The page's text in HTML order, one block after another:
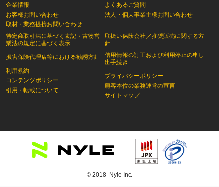
企業情報
お客様お問い合わせ
取材・業務提携お問い合わせ
特定商取引法に基づく表記・古物営
業法の規定に基づく表示
損害保険代理店等における勧誘方針
利用規約
コンテンツポリシー
引用・転載について
よくあるご質問
法人・個人事業主様お問い合わせ
取扱い保険会社／推奨販売に関する方
針
信用情報の訂正および利用停止の申し
出手続き
プライバシーポリシー
顧客本位の業務運営の宣言
サイトマップ
© 2018- Nyle Inc.